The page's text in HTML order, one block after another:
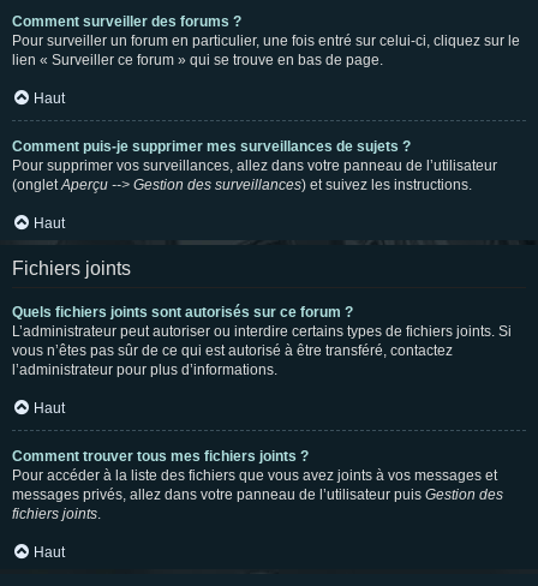
Comment surveiller des forums ?
Pour surveiller un forum en particulier, une fois entré sur celui-ci, cliquez sur le
lien « Surveiller ce forum » qui se trouve en bas de page.
Haut
Comment puis-je supprimer mes surveillances de sujets ?
Pour supprimer vos surveillances, allez dans votre panneau de l’utilisateur
(ongletAperçu --> Gestion des surveillances) et suivez les instructions.
Haut
Fichiers joints
Quels fichiers joints sont autorisés sur ce forum ?
L’administrateur peut autoriser ou interdire certains types de fichiers joints. Si
vous n’êtes pas sûr de ce qui est autorisé à être transféré, contactez
l’administrateur pour plus d’informations.
Haut
Comment trouver tous mes fichiers joints ?
Pour accéder à la liste des fichiers que vous avez joints à vos messages et
messages privés, allez dans votre panneau de l’utilisateur puis Gestion des
fichiers joints.
Haut